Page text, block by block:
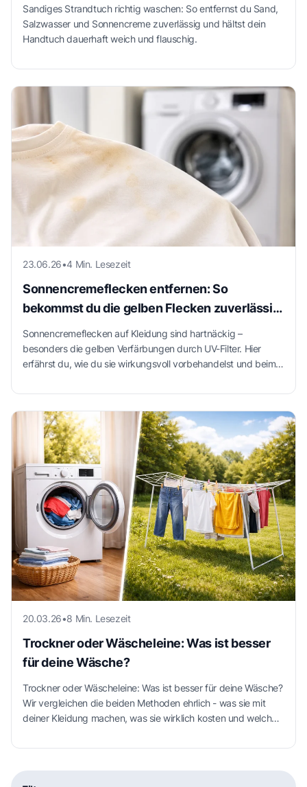
Sandiges Strandtuch richtig waschen: So entfernst du Sand,
Salzwasser und Sonnencreme zuverlässig und hältst dein
Handtuch dauerhaft weich und flauschig.
23.06.26•4 Min. Lesezeit
Sonnencremeflecken entfernen: So
bekommst du die gelben Flecken zuverlässig
aus der Kleidung
Sonnencremeflecken auf Kleidung sind hartnäckig –
besonders die gelben Verfärbungen durch UV-Filter. Hier
erfährst du, wie du sie wirkungsvoll vorbehandelst und beim
20.03.26•8 Min. Lesezeit
Trockner oder Wäscheleine: Was ist besser
für deine Wäsche?
Trockner oder Wäscheleine: Was ist besser für deine Wäsche?
Wir vergleichen die beiden Methoden ehrlich - was sie mit
deiner Kleidung machen, was sie wirklich kosten und welche